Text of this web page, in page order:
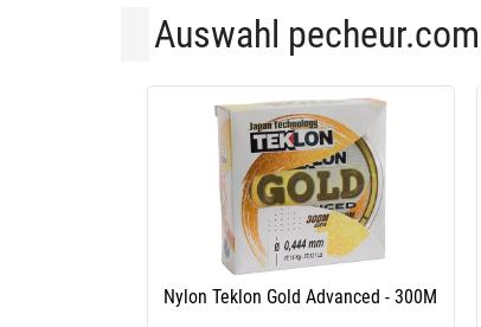
Auswahl pecheur.com
Nylon Teklon Gold Advanced - 300M